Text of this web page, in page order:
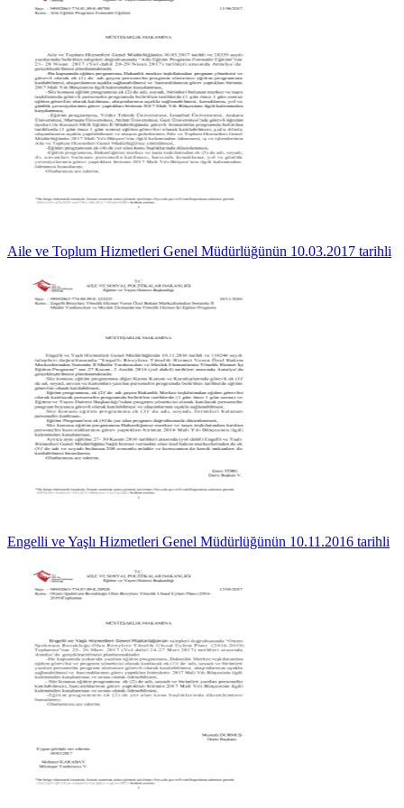
Aile ve Toplum Hizmetleri Genel Müdürlüğünün 10.03.2017 tarihli
Engelli ve Yaşlı Hizmetleri Genel Müdürlüğünün 10.11.2016 tarihli